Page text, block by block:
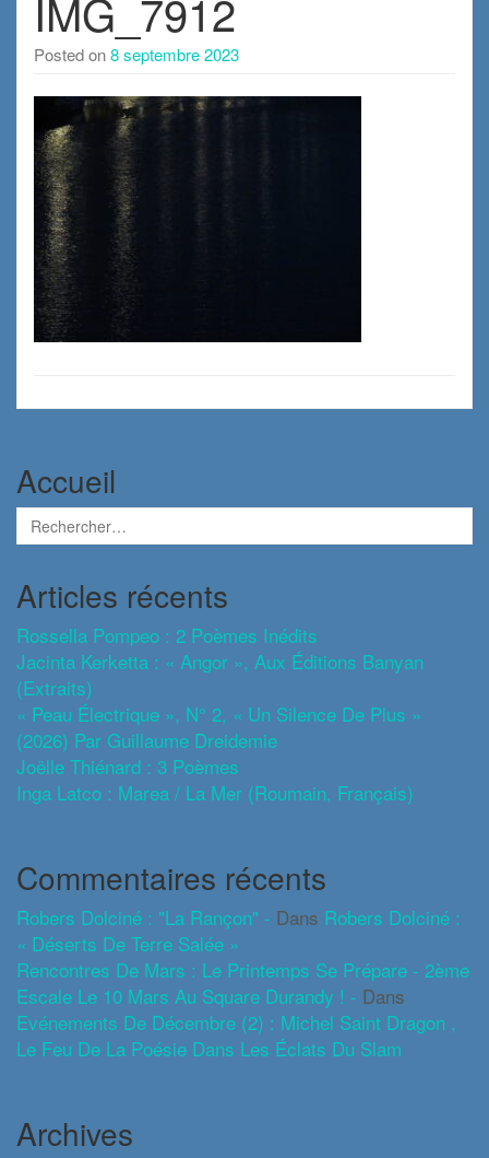
IMG_7912
Posted on8 septembre 2023
Accueil
Articles récents
Rossella Pompeo : 2 Poèmes Inédits
Jacinta Kerketta : « Angor », Aux Éditions Banyan
(extraits)
« Peau Électrique », N° 2, « Un Silence De Plus »
(2026) Par Guillaume Dreidemie
Joëlle Thiénard : 3 Poèmes
Inga Latco : Marea / La Mer (roumain, Français)
Commentaires récents
Robers Dolciné : "La Rançon" - Dans Robers Dolciné :
« Déserts De Terre Salée »
Rencontres De Mars : Le Printemps Se Prépare - 2ème
Escale Le 10 Mars Au Square Durandy ! - Dans
Evénements De Décembre (2) : Michel Saint Dragon ,
Le Feu De La Poésie Dans Les Éclats Du Slam
Archives